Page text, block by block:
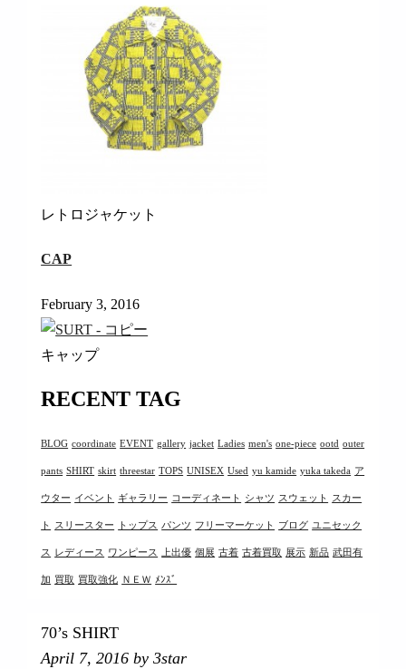
レトロジャケット
CAP
February 3, 2016
キャップ
RECENT TAG
BLOG coordinate EVENT gallery jacket Ladies men's one-piece ootd outer
pants SHIRT skirt threestar TOPS UNISEX Used yu kamide yuka takeda ア
ウター イベント ギャラリー コーディネート シャツ スウェット スカー
ト スリースター トップス パンツ フリーマーケット ブログ ユニセック
ス レディース ワンピース 上出優 個展 古着 古着買取 展示 新品 武田有
加 買取 買取強化 ＮＥＷ ﾒﾝｽﾞ
70’s SHIRT
April 7, 2016 by 3star